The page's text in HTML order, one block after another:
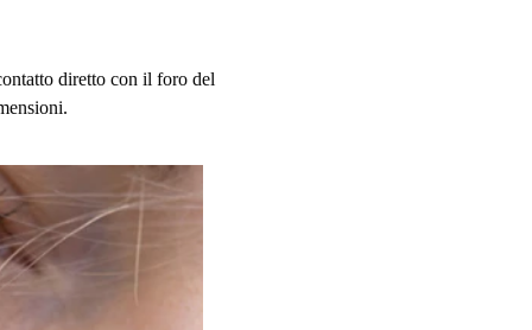
diretto con il foro del